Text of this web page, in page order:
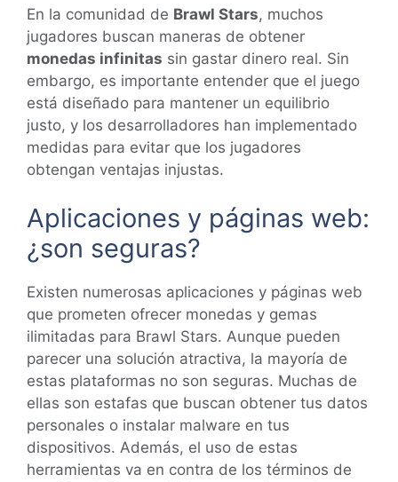
En la comunidad de Brawl Stars, muchos
jugadores buscan maneras de obtener
monedas infinitas sin gastar dinero real. Sin
embargo, es importante entender que el juego
está diseñado para mantener un equilibrio
justo, y los desarrolladores han implementado
medidas para evitar que los jugadores
obtengan ventajas injustas.
Aplicaciones y páginas web:
¿son seguras?
Existen numerosas aplicaciones y páginas web
que prometen ofrecer monedas y gemas
ilimitadas para Brawl Stars. Aunque pueden
parecer una solución atractiva, la mayoría de
estas plataformas no son seguras. Muchas de
ellas son estafas que buscan obtener tus datos
personales o instalar malware en tus
dispositivos. Además, el uso de estas
herramientas va en contra de los términos de